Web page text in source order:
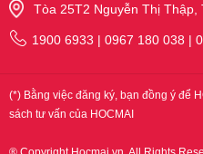
Tòa 25T2 Nguyễn Thị Thập,
1900 6933 | 0967 180 038 |
(*) Bằng việc đăng ký, bạn đồng ý để
sách tư vấn của HOCMAI